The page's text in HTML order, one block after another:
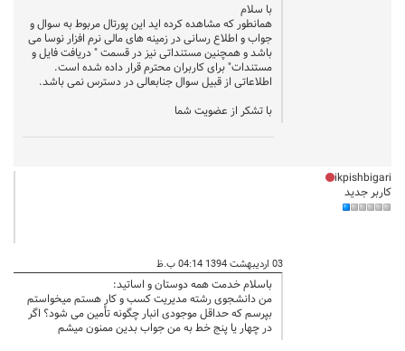
با سلام
همانطور که مشاهده کرده اید این پورتال مربوط به سوال و
جواب و اطلاع رسانی در زمینه های مالی نرم افزار نوسا می
باشد و همچنین مستنداتی نیز در قسمت " دریافت فایل و
مستندات" برای کاربران محترم قرار داده شده است.
اطلاعاتی از قبیل سوال جنابعالی در دسترس نمی باشد.
با تشکر از عضویت شما
ikpishbigari
کاربر جدید
03 اردیبهشت 1394 04:14 ب.ظ
باسلام خدمت همه دوستان و اساتید:
من دانشجوی رشته مدیریت کسب و کار هستم میخواستم
بپرسم که حداقل موجودی انبار چگونه تأمین می شود؟ اگر
در چهار یا پنج خط به من جواب بدین ممنون میشم